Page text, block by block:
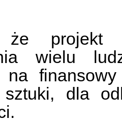
że
wielu
na
dla